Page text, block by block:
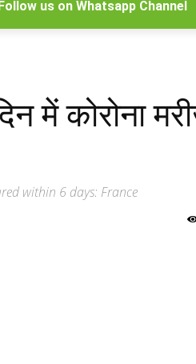
us on Whatsapp Channel
में कोरोना
within 6 days: France